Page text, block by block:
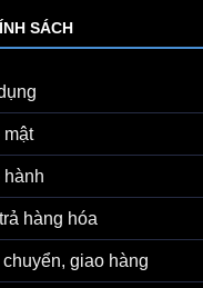
SÁCH
mật
hành
hàng hóa
giao hàng